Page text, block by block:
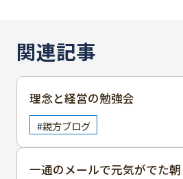
関連記事
理念と経営の勉強会
親方ブログ
一通のメールで元気がでた朝